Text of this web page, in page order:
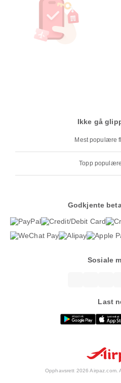
Ikke gå
Mest populære
Topp
Godkjente
Sosiale
Last
Opphavsrett 2026 Airpaz.com.